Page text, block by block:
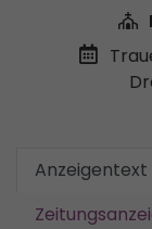
Anzeigentext